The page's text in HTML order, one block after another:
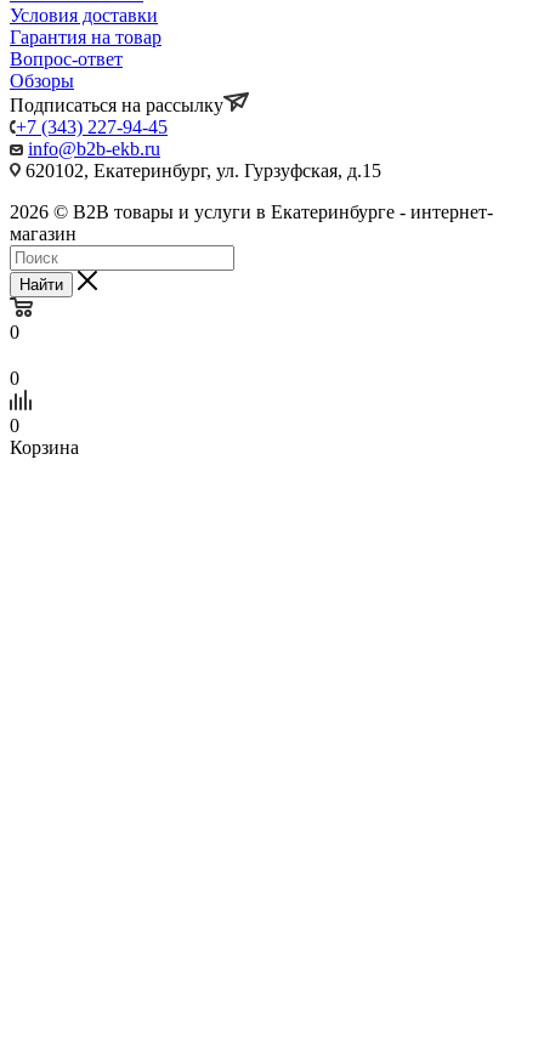
Условия доставки
Гарантия на товар
Вопрос-ответ
Обзоры
Подписаться на рассылку
+7 (343) 227-94-45
info@b2b-ekb.ru
620102, Екатеринбург, ул. Гурзуфская, д.15
2026 © B2B товары и услуги в Екатеринбурге - интернет-
магазин
Найти
0
0
0
Корзина